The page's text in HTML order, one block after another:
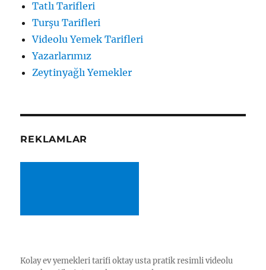
Tatlı Tarifleri
Turşu Tarifleri
Videolu Yemek Tarifleri
Yazarlarımız
Zeytinyağlı Yemekler
REKLAMLAR
Kolay ev yemekleri tarifi oktay usta pratik resimli videolu